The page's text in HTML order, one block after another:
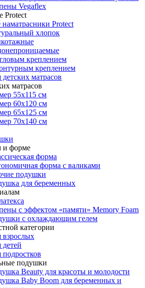
Vegaflex
Protect
наматрасники Protect
хлопок
креплением
креплением
детских матрасов
матрасов
55x115 см
60x120 см
65x125 см
70x140 см
и форме
форма
форма с валиками
подушки
для беременных
с эффектом «памяти» Memory Foam
с охлаждающим гелем
категории
взрослых
детей
подростков
подушки
Beauty для красоты и молодости
Baby Boom для беременных и